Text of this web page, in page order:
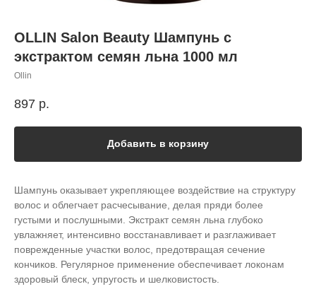
OLLIN Salon Beauty Шампунь с
экстрактом семян льна 1000 мл
Ollin
897 р.
Добавить в корзину
Шампунь оказывает укрепляющее воздействие на структуру
волос и облегчает расчесывание, делая пряди более
густыми и послушными. Экстракт семян льна глубоко
увлажняет, интенсивно восстанавливает и разглаживает
поврежденные участки волос, предотвращая сечение
кончиков. Регулярное применение обеспечивает локонам
здоровый блеск, упругость и шелковистость.